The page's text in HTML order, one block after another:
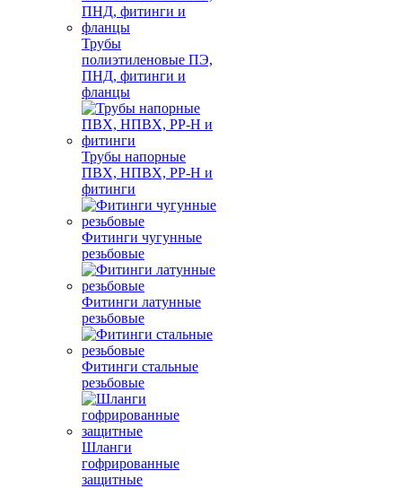
Трубы
полиэтиленовые ПЭ,
ПНД, фитинги и
фланцы
Трубы напорные
ПВХ, НПВХ, PP-H и
фитинги
Фитинги чугунные
резьбовые
Фитинги латунные
резьбовые
Фитинги стальные
резьбовые
Шланги
гофрированные
защитные